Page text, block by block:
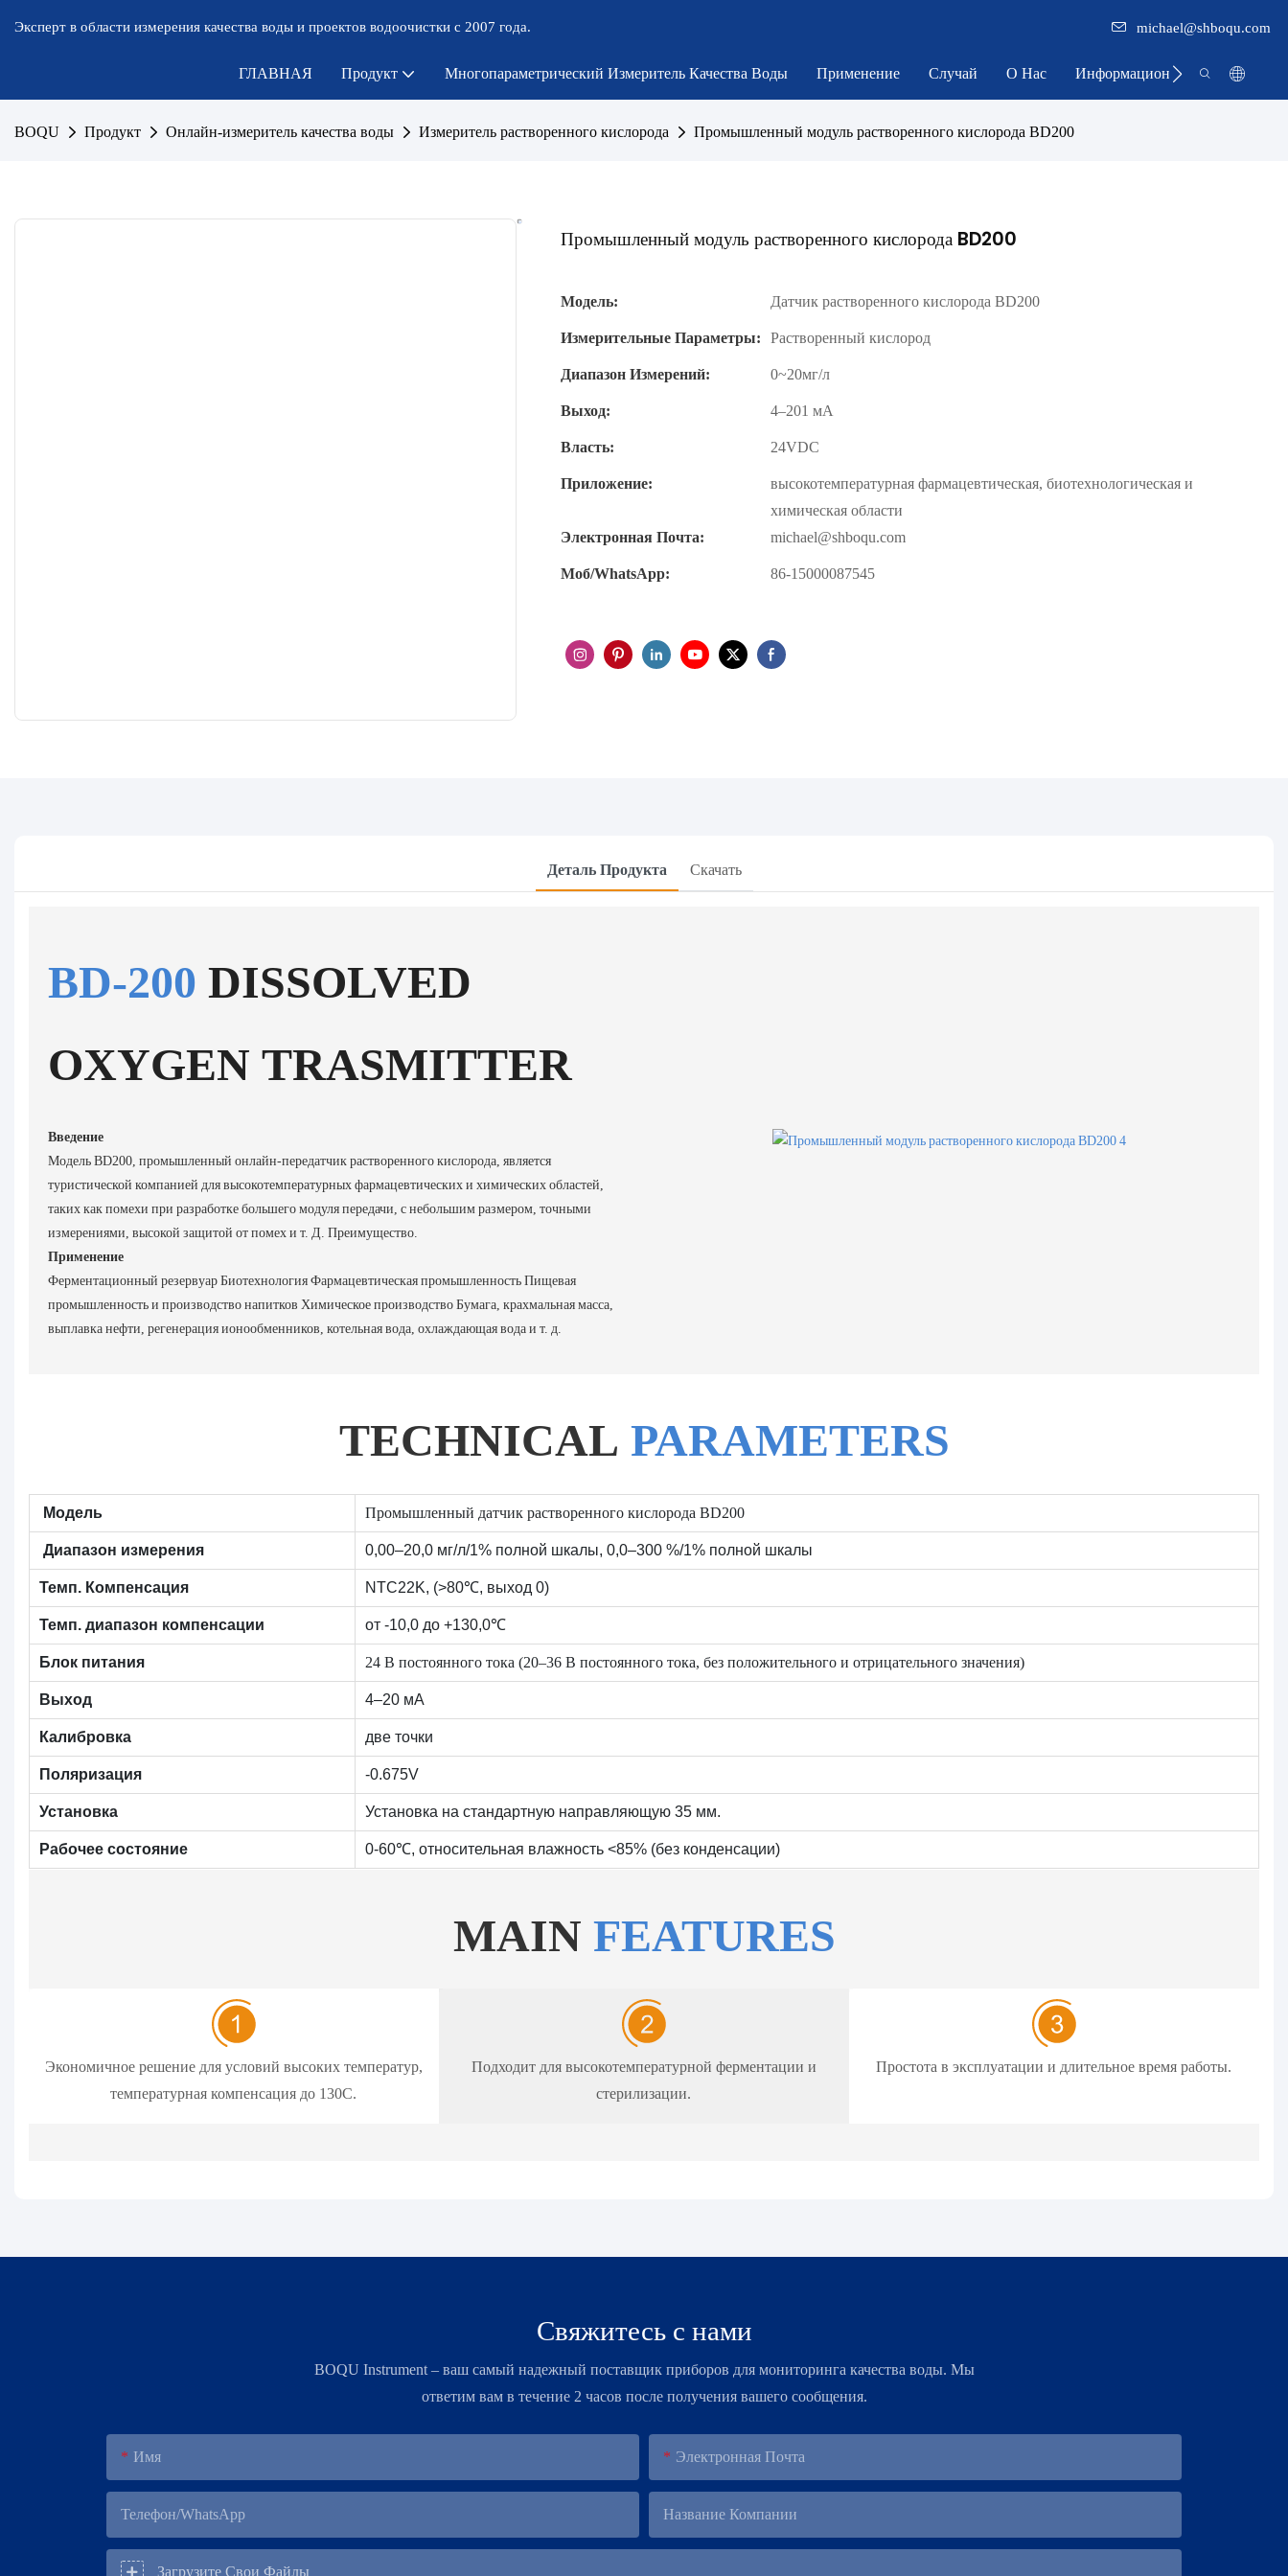
Эксперт в области измерения качества воды и проектов водоочистки с 2007 года. michael@shboqu.com
ГЛАВНАЯ Продукт Многопараметрический Измеритель Качества Воды Применение Случай О Нас Информационный Центр
BOQU Продукт Онлайн-измеритель качества воды Измеритель растворенного кислорода Промышленный модуль растворенного кислорода BD200
Промышленный модуль растворенного кислорода BD200
Модель:
Датчик растворенного кислорода BD200
Измерительные Параметры: Растворенный кислород
Диапазон Измерений:
0~20мг/л
Выход:
4–201 мА
Власть:
24VDC
Приложение:
высокотемпературная фармацевтическая, биотехнологическая и
химическая области
Электронная Почта:
michael@shboqu.com
Моб/WhatsApp:
86-15000087545
Деталь Продукта Скачать
BD-200DISSOLVED
OXYGEN TRASMITTER
Введение
Модель BD200, промышленный онлайн-передатчик растворенного кислорода, является
туристической компанией для высокотемпературных фармацевтических и химических областей,
таких как помехи при разработке большего модуля передачи, с небольшим размером, точными
измерениями, высокой защитой от помех и т. Д. Преимущество.
Применение
Ферментационный резервуар Биотехнология Фармацевтическая промышленность Пищевая
промышленность и производство напитков Химическое производство Бумага, крахмальная масса,
выплавка нефти, регенерация ионообменников, котельная вода, охлаждающая вода и т. д.
TECHNICAL PARAMETERS
Модель Промышленный датчик растворенного кислорода BD200
Диапазон измерения 0,00–20,0 мг/л/1% полной шкалы, 0,0–300 %/1% полной шкалы
Темп. Компенсация NTC22K, (>80℃, выход 0)
Темп. диапазон компенсации от -10,0 до +130,0℃
Блок питания 24 В постоянного тока (20–36 В постоянного тока, без положительного и отрицательного значения)
Выход 4–20 мА
Калибровка две точки
Поляризация -0.675V
Установка Установка на стандартную направляющую 35 мм.
Рабочее состояние 0-60℃, относительная влажность <85% (без конденсации)
MAIN FEATURES
Экономичное решение для условий высоких температур,
температурная компенсация до 130C.
Подходит для высокотемпературной ферментации и
стерилизации.
Простота в эксплуатации и длительное время работы.
Свяжитесь с нами
BOQU Instrument – ​​ваш самый надежный поставщик приборов для мониторинга качества воды. Мы
ответим вам в течение 2 часов после получения вашего сообщения.
Имя Электронная Почта
Телефон/WhatsApp Название Компании
Загрузите Свои Файлы